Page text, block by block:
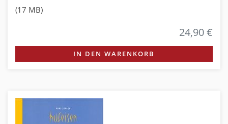
(17 MB)
24,90 €
IN DEN WARENKORB